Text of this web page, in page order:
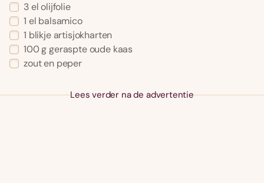
3 el olijfolie
1 el balsamico
1 blikje artisjokharten
100 g geraspte oude kaas
zout en peper
Lees verder na de advertentie